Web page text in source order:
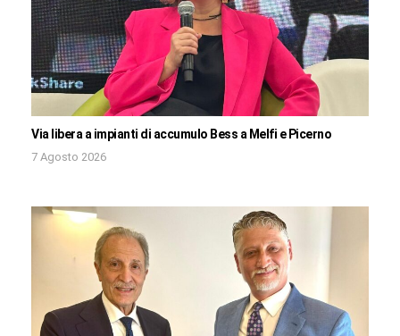
Via libera a impianti di accumulo Bess a Melfi e Picerno
7 Agosto 2026